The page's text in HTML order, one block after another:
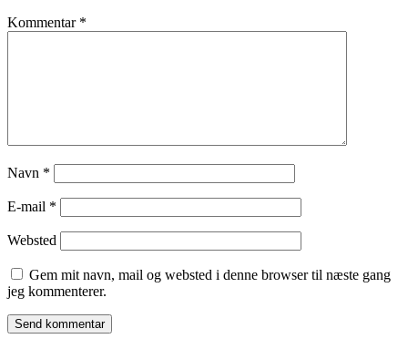
Kommentar *
Navn *
E-mail *
Websted
Gem mit navn, mail og websted i denne browser til næste gang
jeg kommenterer.